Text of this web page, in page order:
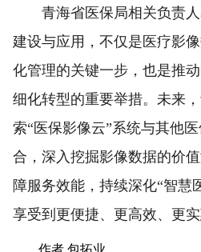
青海省医保局相关负责
建设与应用，不仅是医疗影
化管理的关键一步，也是推
细化转型的重要举措。未来
索“医保影像云”系统与其他
合，深入挖掘影像数据的价
障服务效能，持续深化“智慧
享受到更便捷、更高效、更实
作者 包拓业